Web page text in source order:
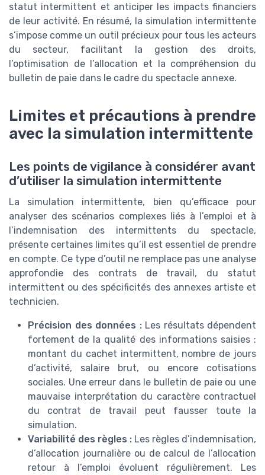
statut intermittent et anticiper les impacts financiers
de leur activité. En résumé, la simulation intermittente
s’impose comme un outil précieux pour tous les acteurs
du secteur, facilitant la gestion des droits,
l’optimisation de l’allocation et la compréhension du
bulletin de paie dans le cadre du spectacle annexe.
Limites et précautions à prendre
avec la simulation intermittente
Les points de vigilance à considérer avant
d’utiliser la simulation intermittente
La simulation intermittente, bien qu’efficace pour
analyser des scénarios complexes liés à l’emploi et à
l’indemnisation des intermittents du spectacle,
présente certaines limites qu’il est essentiel de prendre
en compte. Ce type d’outil ne remplace pas une analyse
approfondie des contrats de travail, du statut
intermittent ou des spécificités des annexes artiste et
technicien.
Précision des données :Les résultats dépendent
fortement de la qualité des informations saisies :
montant du cachet intermittent, nombre de jours
d’activité, salaire brut, ou encore cotisations
sociales. Une erreur dans le bulletin de paie ou une
mauvaise interprétation du caractère contractuel
du contrat de travail peut fausser toute la
simulation.
Variabilité des règles : Les règles d’indemnisation,
d’allocation journalière ou de calcul de l’allocation
retour à l’emploi évoluent régulièrement. Les